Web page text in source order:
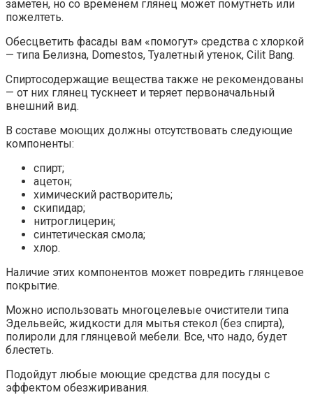
заметен, но со временем глянец может помутнеть или
пожелтеть.
Обесцветить фасады вам «помогут» средства с хлоркой
— типа Белизна, Domestos, Туалетный утенок, Cilit Bang.
Спиртосодержащие вещества также не рекомендованы
— от них глянец тускнеет и теряет первоначальный
внешний вид.
В составе моющих должны отсутствовать следующие
компоненты:
спирт;
ацетон;
химический растворитель;
скипидар;
нитроглицерин;
синтетическая смола;
хлор.
Наличие этих компонентов может повредить глянцевое
покрытие.
Можно использовать многоцелевые очистители типа
Эдельвейс, жидкости для мытья стекол (без спирта),
полироли для глянцевой мебели. Все, что надо, будет
блестеть.
Подойдут любые моющие средства для посуды с
эффектом обезжиривания.